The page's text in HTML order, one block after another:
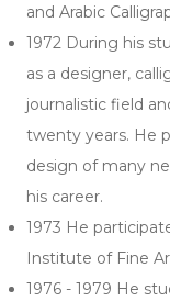
and Arabic
1972 During his
as a designer,
journalistic field
twenty years. He
design of many
his career.
1973 He
Institute of Fine
1976 - 1979 He